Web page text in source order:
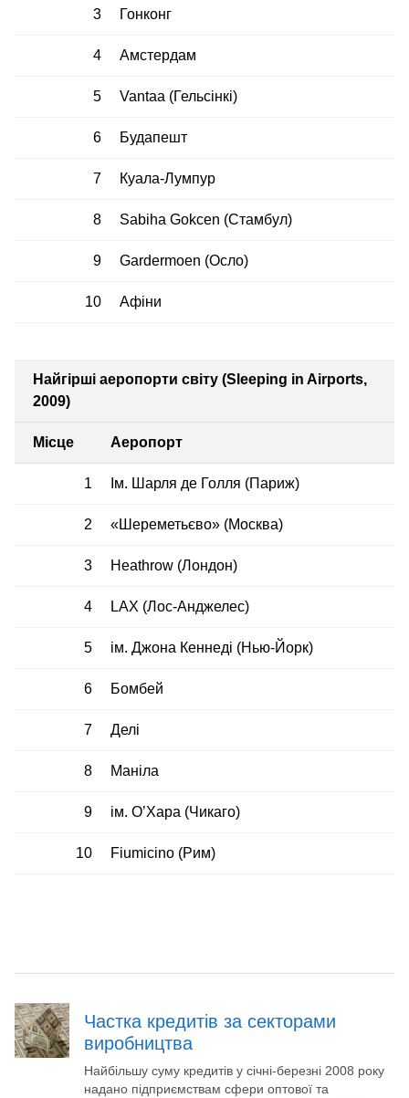
3 Гонконг
4 Амстердам
5 Vantaa (Гельсінкі)
6 Будапешт
7 Куала-Лумпур
8 Sabiha Gokcen (Стамбул)
9 Gardermoen (Осло)
10 Афіни
Найгірші аеропорти світу (Sleeping in Airports,
2009)
Місце Аеропорт
1 Ім. Шарля де Голля (Париж)
2 «Шереметьєво» (Москва)
3 Heathrow (Лондон)
4 LAX (Лос-Анджелес)
5 ім. Джона Кеннеді (Нью-Йорк)
6 Бомбей
7 Делі
8 Маніла
9 ім. О’Хара (Чикаго)
10 Fiumicino (Рим)
Частка кредитів за секторами
виробництва
Найбільшу суму кредитів у січні-березні 2008 року
надано підприємствам сфери оптової та